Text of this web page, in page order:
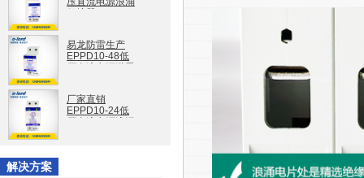
易龙防雷生产
EPPD10-48低
厂家直销
EPPD10-24低
解决方案